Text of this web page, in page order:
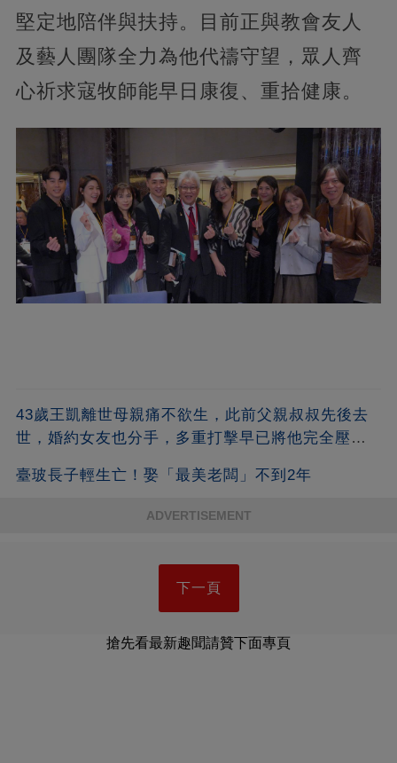
堅定地陪伴與扶持。目前正與教會友人
及藝人團隊全力為他代禱守望，眾人齊
心祈求寇牧師能早日康復、重拾健康。
43歲王凱離世母親痛不欲生，此前父親叔叔先後去
世，婚約女友也分手，多重打擊早已將他完全壓
臺玻長子輕生亡！娶「最美老闆」不到2年
ADVERTISEMENT
下一頁
搶先看最新趣聞請贊下面專頁